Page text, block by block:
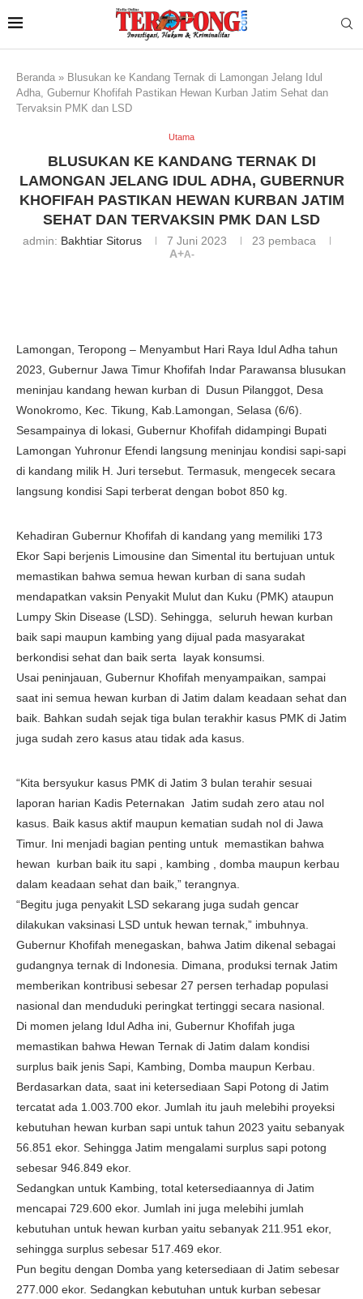
Beranda » Blusukan ke Kandang Ternak di Lamongan Jelang Idul
Adha, Gubernur Khofifah Pastikan Hewan Kurban Jatim Sehat dan
Tervaksin PMK dan LSD
Utama
BLUSUKAN KE KANDANG TERNAK DI
LAMONGAN JELANG IDUL ADHA, GUBERNUR
KHOFIFAH PASTIKAN HEWAN KURBAN JATIM
SEHAT DAN TERVAKSIN PMK DAN LSD
admin: Bakhtiar Sitorus 7 Juni 2023 23 pembaca
A+A-
Lamongan, Teropong – Menyambut Hari Raya Idul Adha tahun
2023, Gubernur Jawa Timur Khofifah Indar Parawansa blusukan
meninjau kandang hewan kurban di Dusun Pilanggot, Desa
Wonokromo, Kec. Tikung, Kab.Lamongan, Selasa (6/6).
Sesampainya di lokasi, Gubernur Khofifah didampingi Bupati
Lamongan Yuhronur Efendi langsung meninjau kondisi sapi-sapi
di kandang milik H. Juri tersebut. Termasuk, mengecek secara
langsung kondisi Sapi terberat dengan bobot 850 kg.
Kehadiran Gubernur Khofifah di kandang yang memiliki 173
Ekor Sapi berjenis Limousine dan Simental itu bertujuan untuk
memastikan bahwa semua hewan kurban di sana sudah
mendapatkan vaksin Penyakit Mulut dan Kuku (PMK) ataupun
Lumpy Skin Disease (LSD). Sehingga, seluruh hewan kurban
baik sapi maupun kambing yang dijual pada masyarakat
berkondisi sehat dan baik serta layak konsumsi.
Usai peninjauan, Gubernur Khofifah menyampaikan, sampai
saat ini semua hewan kurban di Jatim dalam keadaan sehat dan
baik. Bahkan sudah sejak tiga bulan terakhir kasus PMK di Jatim
juga sudah zero kasus atau tidak ada kasus.
“Kita bersyukur kasus PMK di Jatim 3 bulan terahir sesuai
laporan harian Kadis Peternakan Jatim sudah zero atau nol
kasus. Baik kasus aktif maupun kematian sudah nol di Jawa
Timur. Ini menjadi bagian penting untuk memastikan bahwa
hewan kurban baik itu sapi , kambing , domba maupun kerbau
dalam keadaan sehat dan baik,” terangnya.
“Begitu juga penyakit LSD sekarang juga sudah gencar
dilakukan vaksinasi LSD untuk hewan ternak,” imbuhnya.
Gubernur Khofifah menegaskan, bahwa Jatim dikenal sebagai
gudangnya ternak di Indonesia. Dimana, produksi ternak Jatim
memberikan kontribusi sebesar 27 persen terhadap populasi
nasional dan menduduki peringkat tertinggi secara nasional.
Di momen jelang Idul Adha ini, Gubernur Khofifah juga
memastikan bahwa Hewan Ternak di Jatim dalam kondisi
surplus baik jenis Sapi, Kambing, Domba maupun Kerbau.
Berdasarkan data, saat ini ketersediaan Sapi Potong di Jatim
tercatat ada 1.003.700 ekor. Jumlah itu jauh melebihi proyeksi
kebutuhan hewan kurban sapi untuk tahun 2023 yaitu sebanyak
56.851 ekor. Sehingga Jatim mengalami surplus sapi potong
sebesar 946.849 ekor.
Sedangkan untuk Kambing, total ketersediaannya di Jatim
mencapai 729.600 ekor. Jumlah ini juga melebihi jumlah
kebutuhan untuk hewan kurban yaitu sebanyak 211.951 ekor,
sehingga surplus sebesar 517.469 ekor.
Pun begitu dengan Domba yang ketersediaan di Jatim sebesar
277.000 ekor. Sedangkan kebutuhan untuk kurban sebesar